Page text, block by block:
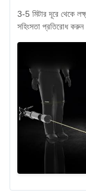
3-5 মিটার দূরে থেকে
সহিংসতা প্রতিরোধ